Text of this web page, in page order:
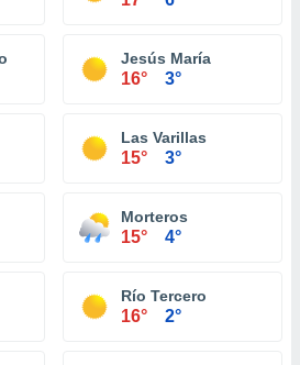
Jesús María
16° 3°
Las Varillas
15° 3°
Morteros
15° 4°
Río Tercero
16° 2°